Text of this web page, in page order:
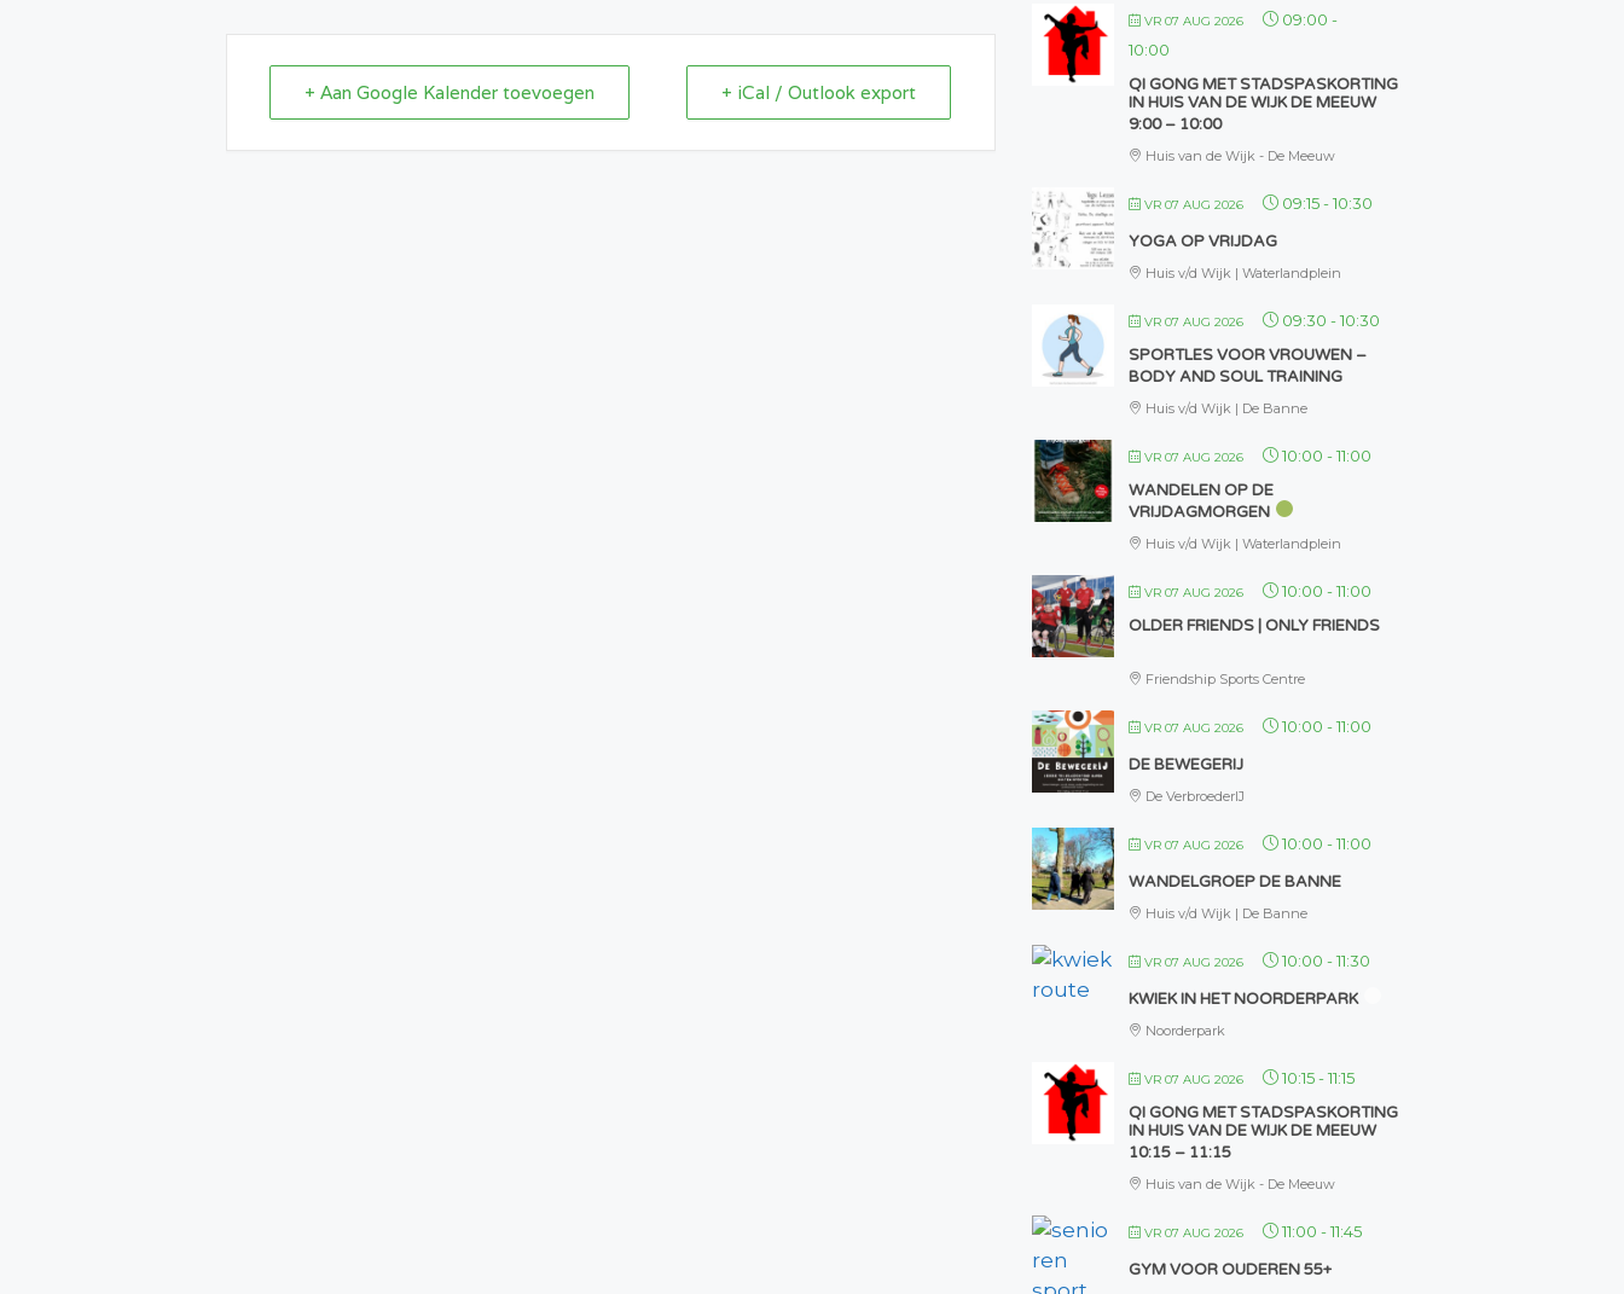
+ Aan Google Kalender toevoegen + iCal / Outlook export
VR 07 AUG 2026 09:00 -
10:00
QI GONG MET STADSPASKORTING
IN HUIS VAN DE WIJK DE MEEUW
9:00 – 10:00
Huis van de Wijk - De Meeuw
VR 07 AUG 2026 09:15-10:30
YOGA OP VRIJDAG
Huis v/d Wijk | Waterlandplein
VR 07 AUG 2026 09:30 -10:30
SPORTLES VOOR VROUWEN –
BODY AND SOUL TRAINING
Huis v/d Wijk | De Banne
VR 07 AUG 2026 10:00 -11:00
WANDELEN OP DE
VRIJDAGMORGEN
Huis v/d Wijk | Waterlandplein
VR 07 AUG 2026 10:00 -11:00
OLDER FRIENDS | ONLY FRIENDS
Friendship Sports Centre
VR 07 AUG 2026 10:00 -11:00
DE BEWEGERIJ
De VerbroederIJ
VR 07 AUG 2026 10:00 -11:00
WANDELGROEP DE BANNE
Huis v/d Wijk | De Banne
VR 07 AUG 2026 10:00 -11:30
KWIEK IN HET NOORDERPARK
Noorderpark
VR 07 AUG 2026 10:15-11:15
QI GONG MET STADSPASKORTING
IN HUIS VAN DE WIJK DE MEEUW
10:15 – 11:15
Huis van de Wijk - De Meeuw
VR 07 AUG 2026 11:00 -11:45
GYM VOOR OUDEREN 55+